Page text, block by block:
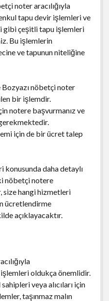
noter aracılığıyla
tapu devir işlemleri ve
gibi çeşitli tapu işlemleri
Bu işlemlerin
ve tapunun niteliğine
nöbetçi noter
bir işlemdir.
notere başvurmanız ve
için de bir ücret talep
daha detaylı
nöbetçi notere
size hangi hizmetleri
ücretlendirme
açıklayacaktır.
oldukça önemlidir.
veya alıcıları için
taşınmaz malın